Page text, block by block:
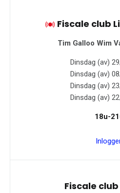
Fiscale club
Tim Galloo Wim
Dinsdag (av)
Dinsdag (av)
Dinsdag (av)
Dinsdag (av)
18u-
Fiscale